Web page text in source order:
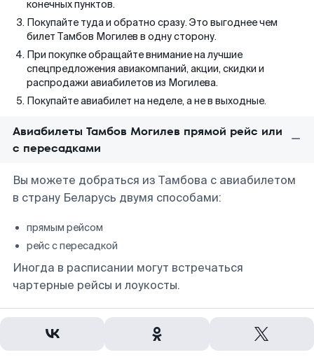
конечных пунктов.
Покупайте туда и обратно сразу. Это выгоднее чем
билет Тамбов Могилев в одну сторону.
При покупке обращайте внимание на лучшие
спецпредложения авиакомпаний, акции, скидки и
распродажи авиабилетов из Могилева.
Покупайте авиабилет на неделе, а не в выходные.
Авиабилеты Тамбов Могилев прямой рейс или
с пересадками
Вы можете добраться из Тамбова с авиабилетом
в страну Беларусь двумя способами:
прямым рейсом
рейс с пересадкой
Иногда в расписании могут встречаться
чартерные рейсы и лоукосты.